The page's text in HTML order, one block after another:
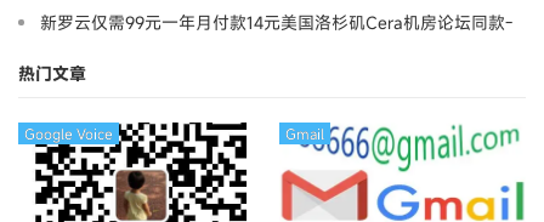
新罗云仅需99元一年月付款14元美国洛杉矶Cera机房论坛同款-
热门文章
Google Voice Gmail